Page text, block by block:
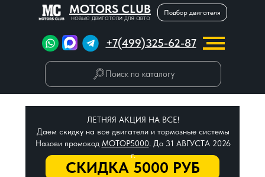
MOTORS CLUB
новые двигатели для авто
Подбор двигателя
+7(499)325-62-87
Поиск по каталогу
СКИДКА 5000 РУБ
ЛЕТНЯЯ АКЦИЯ НА ВСЕ!
Даем скидку на все двигатели и тормозные системы
Назови промокод МОТОР5000. До 31 АВГУСТА 2026
г.